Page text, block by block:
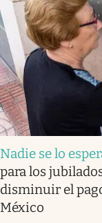
Nadie se lo
para los
disminuir el
México